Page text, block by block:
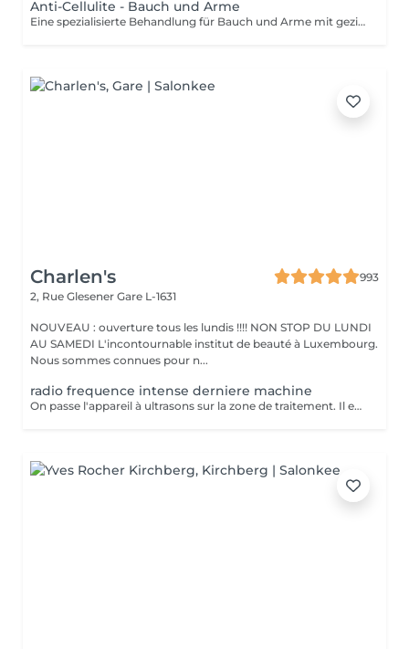
Anti-Cellulite - Bauch und Arme
Eine spezialisierte Behandlung für Bauch und Arme mit gezielten Massagetechniken zur Anregung der Durchblutung und Unterstützung eines gepflegten Hautbildes. Die intensive Anwendung kann die Gewebespannung fördern, das Hautbild verfeinern und die Haut geschmeidiger, glatter und frischer erscheinen lassen.
Charlen's
993
2, Rue Glesener Gare L-1631
NOUVEAU : ouverture tous les lundis !!!! NON STOP DU LUNDI
AU SAMEDI L'incontournable institut de beauté à Luxembourg.
Nous sommes connues pour n...
radio frequence intense derniere machine
On passe l'appareil à ultrasons sur la zone de traitement. Il est possible de ressentir une légère sensation de chaleur pendant la séance mais la lipocavitation est indolore. La séance dure entre 40 minutes et 1h et vous pourrez reprendre vos activités quotidiennes normalement après le soin. Les resultats lissent la peau casse les capitons des la première seance